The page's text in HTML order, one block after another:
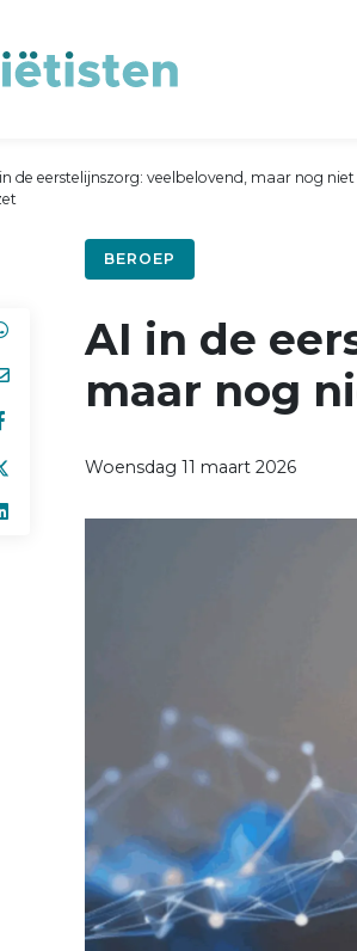
de eerstelijnszorg: veelbelovend, maar nog
BEROEP
AI in de
maar nog
Woensdag 11 maart 2026